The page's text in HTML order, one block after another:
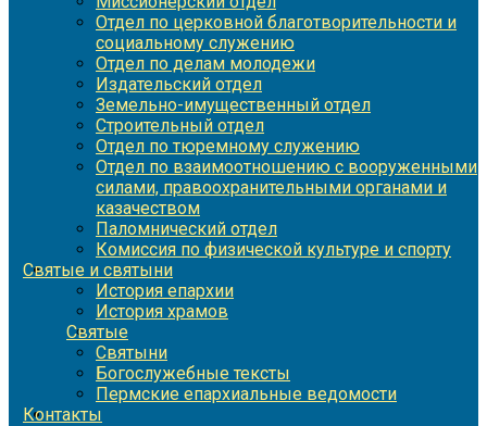
Отдел по церковной благотворительности и
социальному служению
Отдел по делам молодежи
Издательский отдел
Земельно-имущественный отдел
Строительный отдел
Отдел по тюремному служению
Отдел по взаимоотношению с вооруженными
силами, правоохранительными органами и
казачеством
Паломнический отдел
Комиссия по физической культуре и спорту
Святые и святыни
История епархии
История храмов
Святые
Святыни
Богослужебные тексты
Пермские епархиальные ведомости
Контакты